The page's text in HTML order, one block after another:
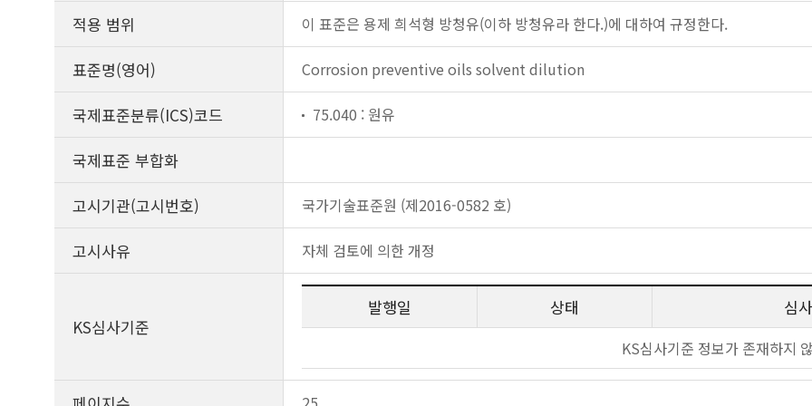
적용 범위 이 표준은 용제 희석형 방청유(이하 방청유라 한다.)에 대하여 규정한다.
표준명(영어) Corrosion preventive oils solvent dilution
국제표준분류(ICS)코드 75.040 : 원유
국제표준 부합화
고시기관(고시번호)
국가기술표준원 (제2016-0582 호)
고시사유 자체 검토에 의한 개정
KS심사기준
발행일 상태 심
KS심사기준 정보가 존재하지